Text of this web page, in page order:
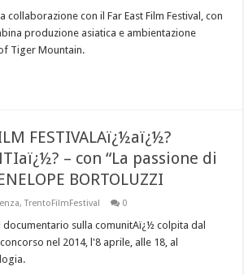
collaborazione con il Far East Film Festival, con
produzione asiatica e ambientazione
Tiger Mountain.
FESTIVALAï¿½aï¿½?
– con “La passione di
BORTOLUZZI
,TrentoFilmFestival 0
documentario sulla comunitAï¿½ colpita dal
nel 2014, l'8 aprile, alle 18, al